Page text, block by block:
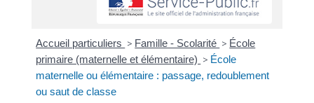
Accueil particuliers > Famille - Scolarité > École
primaire (maternelle et élémentaire) > École
maternelle ou élémentaire : passage, redoublement
ou saut de classe